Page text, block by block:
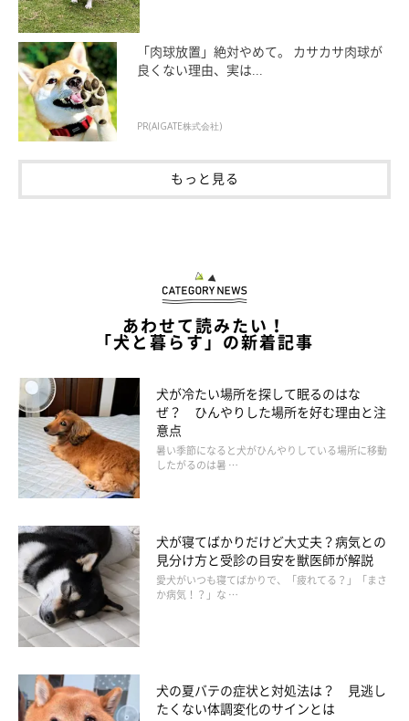
また、犬を飼っている人からは『飼い犬のニオイ』がすることも
あるので、そのニオイに興味を示し近づいていくことも多いで
す。犬が好きな人は、犬を見に来たり近づいてきたりすることも
あるので、そうした行動に犬も反応するのかもしれません」
——おいしい食べ物に興味を示すということもそうですが、「ニ
オイ」というのも1つのポイントになっているのかもしれません
「犬は嗅覚と聴覚に優れているので、ニオイと音にはとても敏感
体が大きく低い声の人や、大きな声を出して走る子どもなどに対
して、警戒心を抱く傾向にあります。一般的に、男性のほうが犬
には警戒心を抱かせるようですね」
せないことも大切なのですね。
「肉球放置」絶対やめて。 カサカサ肉球が
良くない理由、実は...
PR(AIGATE株式会社)
もっと見る
あわせて読みたい！
「犬と暮らす」の新着記事
犬が冷たい場所を探して眠るのはな
ぜ？ ひんやりした場所を好む理由と注
意点
暑い季節になると犬がひんやりしている場所に移動
したがるのは暑 …
犬が寝てばかりだけど大丈夫？病気との
見分け方と受診の目安を獣医師が解説
愛犬がいつも寝てばかりで、「疲れてる？」「まさ
か病気！？」な …
犬の夏バテの症状と対処法は？ 見逃し
たくない体調変化のサインとは